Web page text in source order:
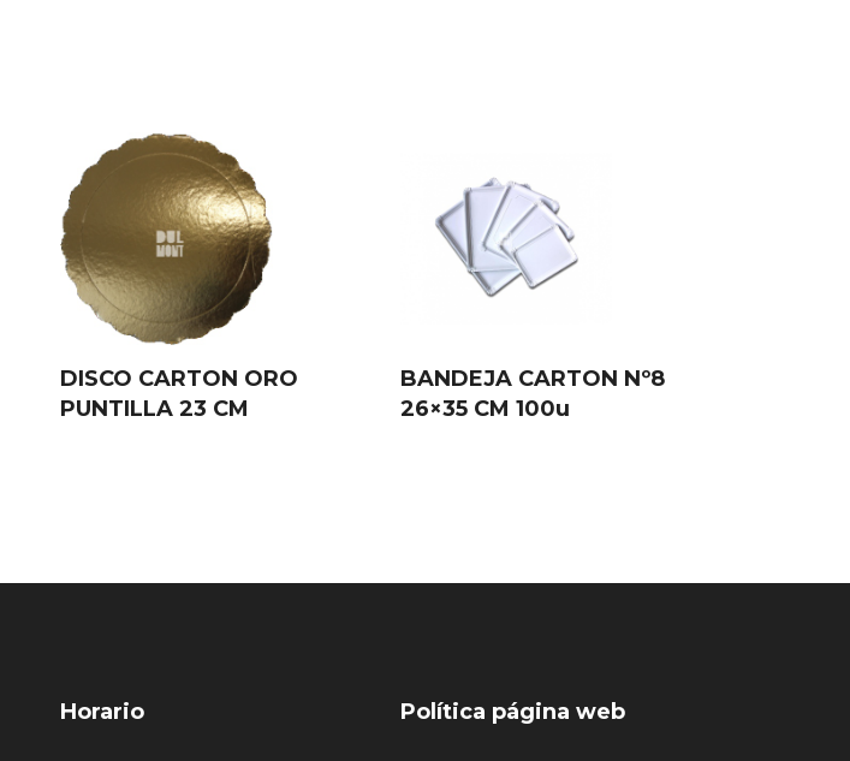
DISCO CARTON ORO
PUNTILLA 23 CM
BANDEJA CARTON Nº8
26×35 CM 100u
Horario Política página web